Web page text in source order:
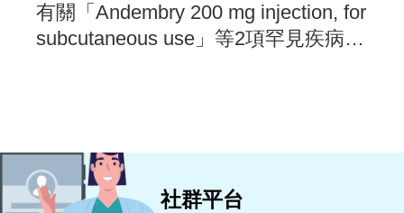
有關「Andembry 200 mg injection, for
subcutaneous use」等2項罕見疾病藥
社群平台